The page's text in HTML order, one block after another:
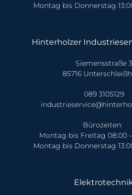
Montag bis Donnerstag
Hinterholzer
Siemensstraße 3
85716
089 3105129
Bürozeiten:
Montag bis Freitag 08:00
Montag bis Donnerstag